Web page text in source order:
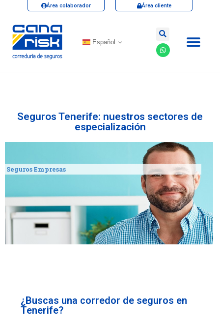
Área colaborador Área cliente
Español
Seguros Tenerife: nuestros sectores de
especialización
Seguros Empresas
¿Buscas una corredor de seguros en
Tenerife?